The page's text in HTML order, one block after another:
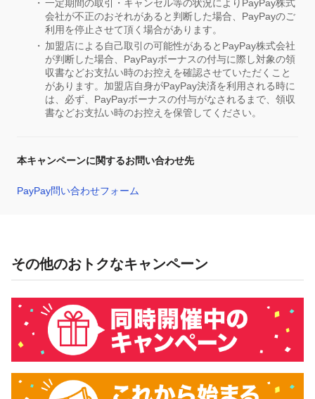
一定期間の取引・キャンセル等の状況によりPayPay株式
会社が不正のおそれがあると判断した場合、PayPayのご
利用を停止させて頂く場合があります。
加盟店による自己取引の可能性があるとPayPay株式会社
が判断した場合、PayPayボーナスの付与に際し対象の領
収書などお支払い時のお控えを確認させていただくこと
があります。加盟店自身がPayPay決済を利用される時に
は、必ず、PayPayボーナスの付与がなされるまで、領収
書などお支払い時のお控えを保管してください。
本キャンペーンに関するお問い合わせ先
PayPay問い合わせフォーム
その他のおトクなキャンペーン